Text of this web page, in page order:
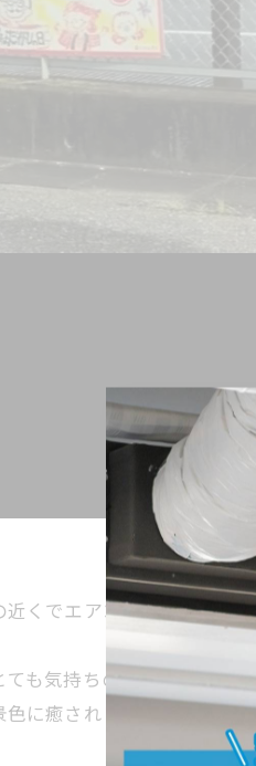
くでエアコン取付工事を
も気持ちの良い場所。
に癒されました🌿